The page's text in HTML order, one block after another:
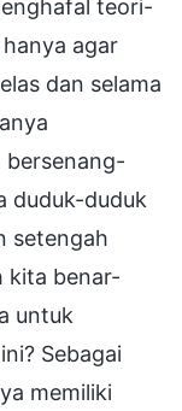
teori-
agar
dan selama
bersenang-
duduk-duduk
setengah
kita benar-
untuk
Sebagai
memiliki